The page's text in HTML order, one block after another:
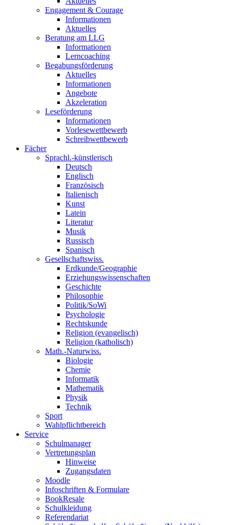
Engagement & Courage
Informationen
Aktuelles
Beratung am LLG
Informationen
Lerncoaching
Begabungsförderung
Aktuelles
Informationen
Angebote
Akzeleration
Leseförderung
Informationen
Vorlesewettbewerb
Schreibwettbewerb
Fächer
Sprachl.-künstlerisch
Deutsch
Englisch
Französisch
Italienisch
Kunst
Latein
Literatur
Musik
Russisch
Spanisch
Gesellschaftswiss.
Erdkunde/Geographie
Erziehungswissenschaften
Geschichte
Philosophie
Politik/SoWi
Psychologie
Rechtskunde
Religion (evangelisch)
Religion (katholisch)
Math.-Naturwiss.
Biologie
Chemie
Informatik
Mathematik
Physik
Technik
Sport
Wahlpflichtbereich
Service
Schulmanager
Vertretungsplan
Hinweise
Zugangsdaten
Moodle
Infoschriften & Formulare
BookResale
Schulkleidung
Referendariat